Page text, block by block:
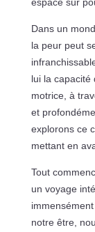
Dans un
la peur peut
lui la capacité
motrice, à
et
explorons ce
mettant en
Tout
un voyage
notre être,